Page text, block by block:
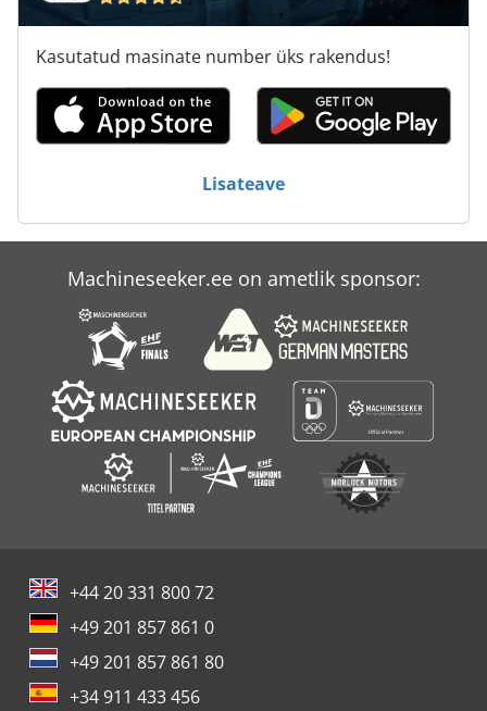
Jetide
Koonus Avardamine
Mcfv
Tahvlid
Ursviken
Voortman
Kasutatud masinate number üks rakendus!
Lisateave
Machineseeker.ee on ametlik sponsor:
+44 20 331 800 72
+49 201 857 861 0
+49 201 857 861 80
+34 911 433 456